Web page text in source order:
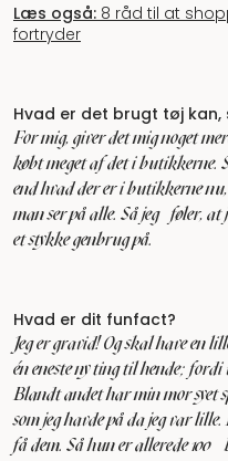
Læs også: 8 råd til at
fortryder
Hvad er det brugt tøj kan,
For mig, giver det mig noget
købt meget af det i butikkerne.
end hvad der er i butikkerne
man ser på alle. Så jeg føler,
et stykke genbrug på.
Hvad er dit funfact?
Jeg er gravid! Og skal have en
én eneste ny ting til hende;
Blandt andet har min mor syet
som jeg havde på da jeg var
få dem. Så hun er allerede